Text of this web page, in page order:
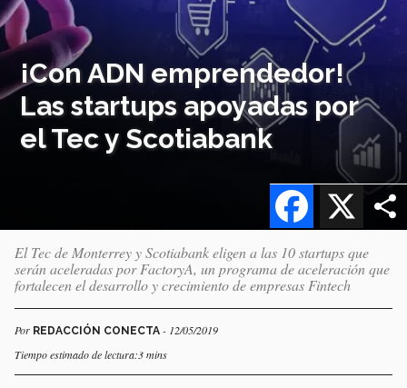
¡Con ADN emprendedor!
Las startups apoyadas por
el Tec y Scotiabank
X
Facebook
El Tec de Monterrey y Scotiabank eligen a las 10 startups que
serán aceleradas por FactoryA, un programa de aceleración que
fortalecen el desarrollo y crecimiento de empresas Fintech
Por REDACCIÓN CONECTA - 12/05/2019
Tiempo estimado de lectura:3 mins